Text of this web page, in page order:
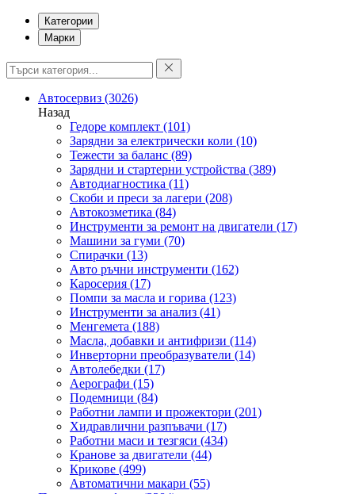
Категории
Марки
Автосервиз (3026)
Назад
Гедоре комплект (101)
Зарядни за електрически коли (10)
Тежести за баланс (89)
Зарядни и стартерни устройства (389)
Автодиагностика (11)
Скоби и преси за лагери (208)
Автокозметика (84)
Инструменти за ремонт на двигатели (17)
Машини за гуми (70)
Спирачки (13)
Авто ръчни инструменти (162)
Каросерия (17)
Помпи за масла и горива (123)
Инструменти за анализ (41)
Менгемета (188)
Масла, добавки и антифризи (114)
Инверторни преобразуватели (14)
Автолебедки (17)
Аерографи (15)
Подемници (84)
Работни лампи и прожектори (201)
Хидравлични разпъвачи (17)
Работни маси и тезгяси (434)
Кранове за двигатели (44)
Крикове (499)
Автоматични макари (55)